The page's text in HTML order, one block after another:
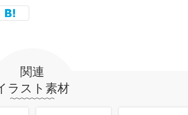
関連
ラスト素材